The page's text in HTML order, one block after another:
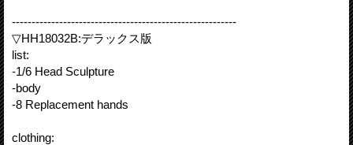
---------------------------------------------------------
▽HH18032B:デラックス版
list:
-1/6 Head Sculpture
-body
-8 Replacement hands
clothing: